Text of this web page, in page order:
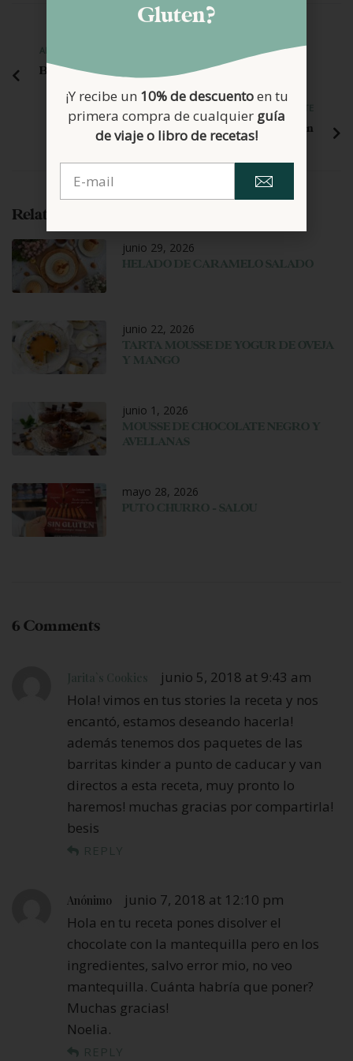
ANTERIOR
Bizcocho de manzana y canela
Contaminación por gluten
Related Posts
junio 29, 2026
HELADO DE CARAMELO SALADO
junio 22, 2026
TARTA MOUSSE DE YOGUR DE OVEJA
Y MANGO
junio 1, 2026
MOUSSE DE CHOCOLATE NEGRO Y
AVELLANAS
mayo 28, 2026
PUTO CHURRO – SALOU
6 Comments
Jarita`s Cookies
junio 5, 2018 at 9:43 am
Hola! vimos en tus stories la receta y nos
encantó, estamos deseando hacerla!
además tenemos dos paquetes de las
barritas kinder a punto de caducar y van
directos a esta receta, muy pronto lo
haremos! muchas gracias por compartirla!
besis
REPLY
Anónimo
junio 7, 2018 at 12:10 pm
Hola en tu receta pones disolver el
chocolate con la mantequilla pero en los
ingredientes, salvo error mio, no veo
mantequilla. Cuánta habría que poner?
Muchas gracias!
Noelia.
REPLY
Gluten?
¡Y recibe un 10% de descuentoen tu
primera compra de cualquier guía
de viaje o libro de recetas!